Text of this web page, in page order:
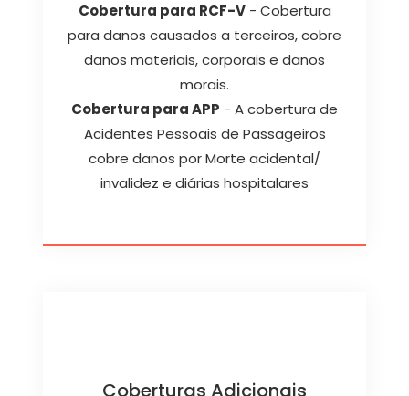
Cobertura para RCF-V- Cobertura
para danos causados a terceiros, cobre
danos materiais, corporais e danos
morais.
Cobertura para APP - A cobertura de
Acidentes Pessoais de Passageiros
cobre danos por Morte acidental/
invalidez e diárias hospitalares
Coberturas Adicionais